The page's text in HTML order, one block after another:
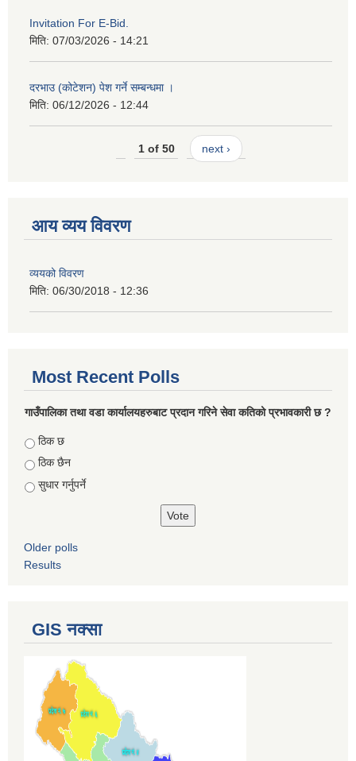
Invitation For E-Bid.
मिति: 07/03/2026 - 14:21
दरभाउ (कोटेशन) पेश गर्ने सम्बन्धमा ।
मिति: 06/12/2026 - 12:44
1 of 50 next ›
आय व्यय विवरण
व्ययको विवरण
मिति: 06/30/2018 - 12:36
Most Recent Polls
गाउँपालिका तथा वडा कार्यालयहरुबाट प्रदान गरिने सेवा कतिको प्रभावकारी छ ?
Choices
ठिक छ
ठिक छैन
सुधार गर्नुपर्ने
Older polls
Results
GIS नक्सा